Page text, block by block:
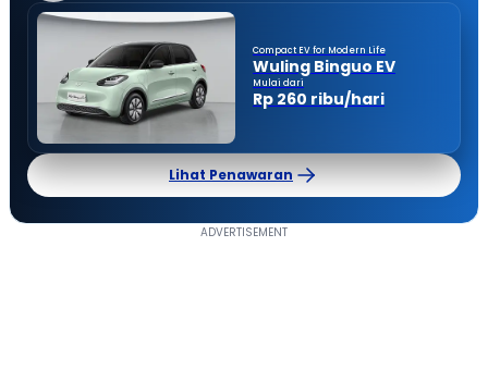
Compact EV for Modern Life
Wuling Binguo EV
Mulai dari
Rp 260 ribu/hari
Lihat Penawaran